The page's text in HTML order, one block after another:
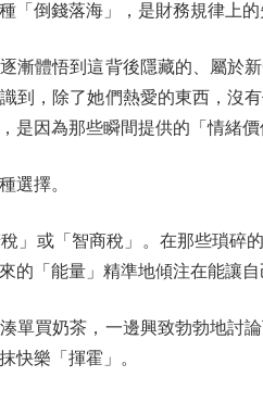
「倒錢落海」，是財務規律上的
體悟到這背後隱藏的、屬於
到，除了她們熱愛的東西，沒
是因為那些瞬間提供的「情緒
擇。
或「智商稅」。在那些瑣碎
的「能量」精準地傾注在能讓自
買奶茶，一邊興致勃勃地討
快樂「揮霍」。